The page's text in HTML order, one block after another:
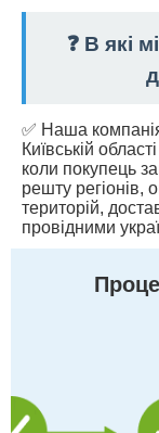
❓ В які
✅ Наша
Київській
коли покупець
решту регіонів,
територій,
провідними